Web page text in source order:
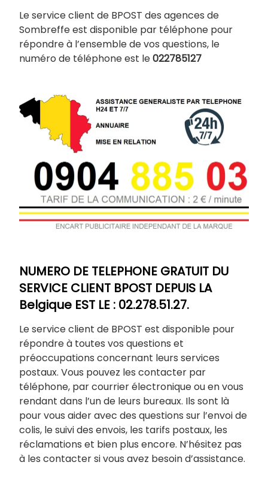
Le service client de BPOST des agences de
Sombreffe est disponible par téléphone pour
répondre à l’ensemble de vos questions, le
numéro de téléphone est le022785127
NUMERO DE TELEPHONE GRATUIT DU
SERVICE CLIENT BPOST DEPUIS LA
Belgique EST LE : 02.278.51.27.
Le service client de BPOST est disponible pour
répondre à toutes vos questions et
préoccupations concernant leurs services
postaux. Vous pouvez les contacter par
téléphone, par courrier électronique ou en vous
rendant dans l’un de leurs bureaux. Ils sont là
pour vous aider avec des questions sur l’envoi de
colis, le suivi des envois, les tarifs postaux, les
réclamations et bien plus encore. N’hésitez pas
à les contacter si vous avez besoin d’assistance.